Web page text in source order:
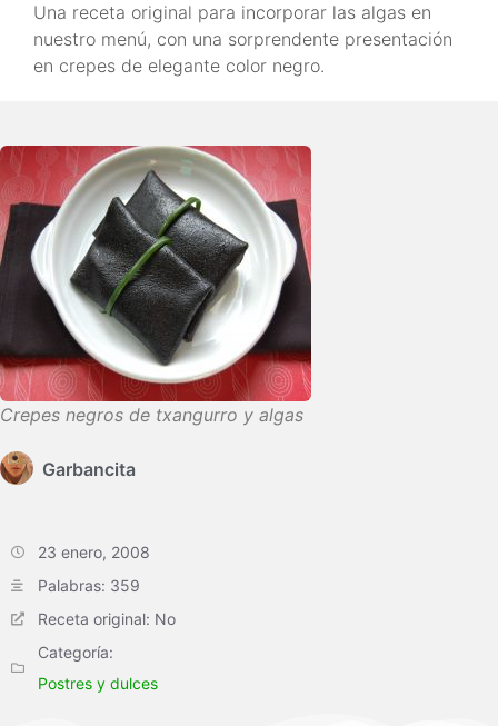
Una receta original para incorporar las algas en
nuestro menú, con una sorprendente presentación
en crepes de elegante color negro.
Crepes negros de txangurro y algas
Garbancita
23 enero, 2008
Palabras: 359
Receta original: No
Categoría:
Postres y dulces